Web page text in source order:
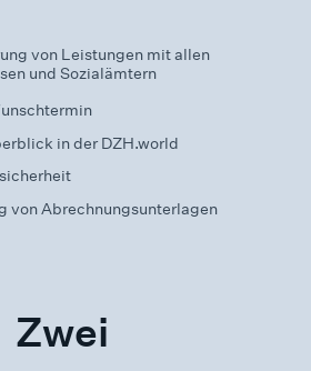
von Leistungen mit allen
und Sozialämtern
in der DZH.world
von Abrechnungsunterlagen
Zwei